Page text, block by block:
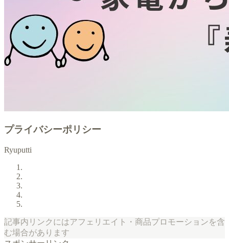
プライバシーポリシー
Ryuputti
記事内リンクにはアフェリエイト・商品プロモーションを含
む場合があります